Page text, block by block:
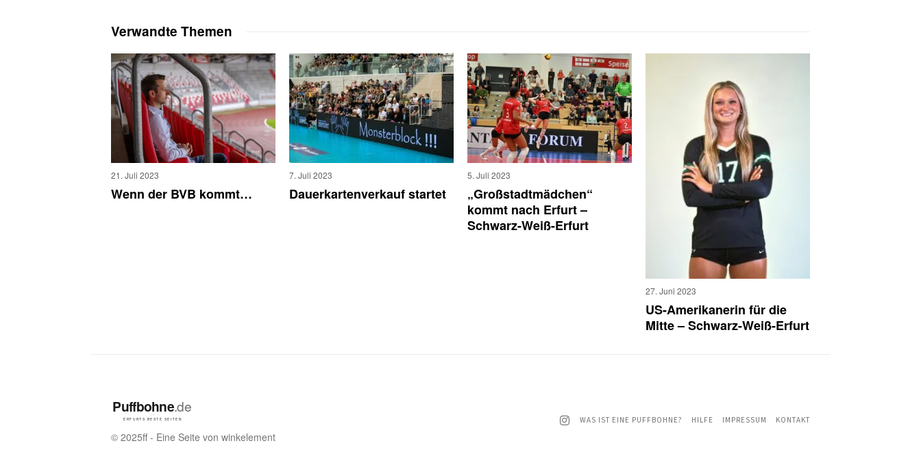
Verwandte Themen
21. Juli 2023
Wenn der BVB kommt…
7. Juli 2023
Dauerkartenverkauf startet
5. Juli 2023
„Großstadtmädchen“
kommt nach Erfurt –
Schwarz-Weiß-Erfurt
27. Juni 2023
US-Amerikanerin für die
Mitte – Schwarz-Weiß-Erfurt
© 2025ff - Eine Seite von winkelement
WAS IST EINE PUFFBOHNE? HILFE IMPRESSUM KONTAKT